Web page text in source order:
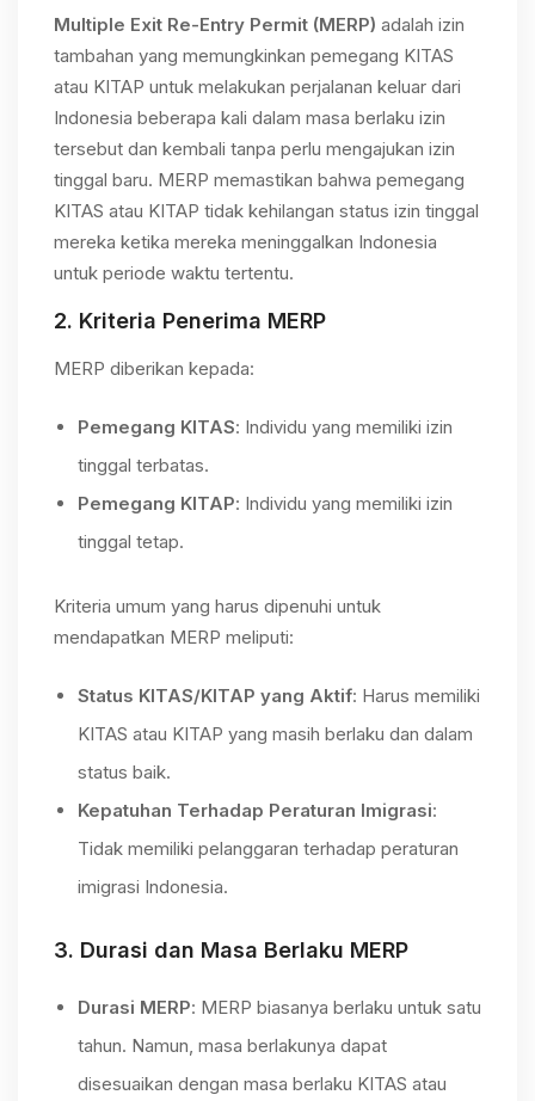
Multiple Exit Re-Entry Permit (MERP) adalah izin
tambahan yang memungkinkan pemegang KITAS
atau KITAP untuk melakukan perjalanan keluar dari
Indonesia beberapa kali dalam masa berlaku izin
tersebut dan kembali tanpa perlu mengajukan izin
tinggal baru. MERP memastikan bahwa pemegang
KITAS atau KITAP tidak kehilangan status izin tinggal
mereka ketika mereka meninggalkan Indonesia
untuk periode waktu tertentu.
2. Kriteria Penerima MERP
MERP diberikan kepada:
Pemegang KITAS: Individu yang memiliki izin
tinggal terbatas.
Pemegang KITAP: Individu yang memiliki izin
tinggal tetap.
Kriteria umum yang harus dipenuhi untuk
mendapatkan MERP meliputi:
Status KITAS/KITAP yang Aktif: Harus memiliki
KITAS atau KITAP yang masih berlaku dan dalam
status baik.
Kepatuhan Terhadap Peraturan Imigrasi:
Tidak memiliki pelanggaran terhadap peraturan
imigrasi Indonesia.
3. Durasi dan Masa Berlaku MERP
Durasi MERP: MERP biasanya berlaku untuk satu
tahun. Namun, masa berlakunya dapat
disesuaikan dengan masa berlaku KITAS atau